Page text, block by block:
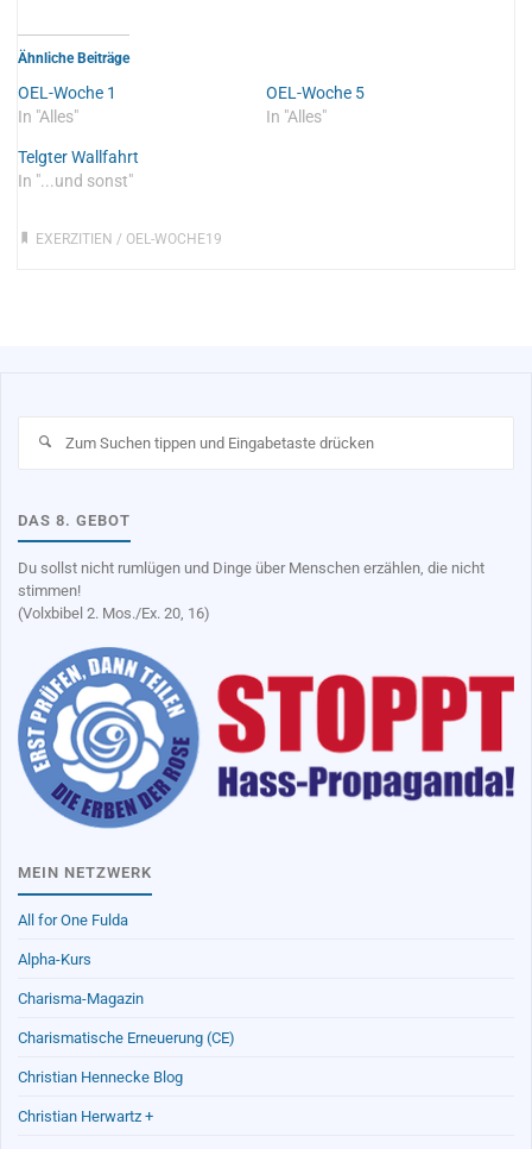
Ähnliche Beiträge
OEL-Woche 1
In "Alles"
OEL-Woche 5
In "Alles"
Telgter Wallfahrt
In "...und sonst"
EXERZITIEN / OEL-WOCHE19
DAS 8. GEBOT
Du sollst nicht rumlügen und Dinge über Menschen erzählen, die nicht
stimmen!
(Volxbibel 2. Mos./Ex. 20, 16)
MEIN NETZWERK
All for One Fulda
Alpha-Kurs
Charisma-Magazin
Charismatische Erneuerung (CE)
Christian Hennecke Blog
Christian Herwartz +